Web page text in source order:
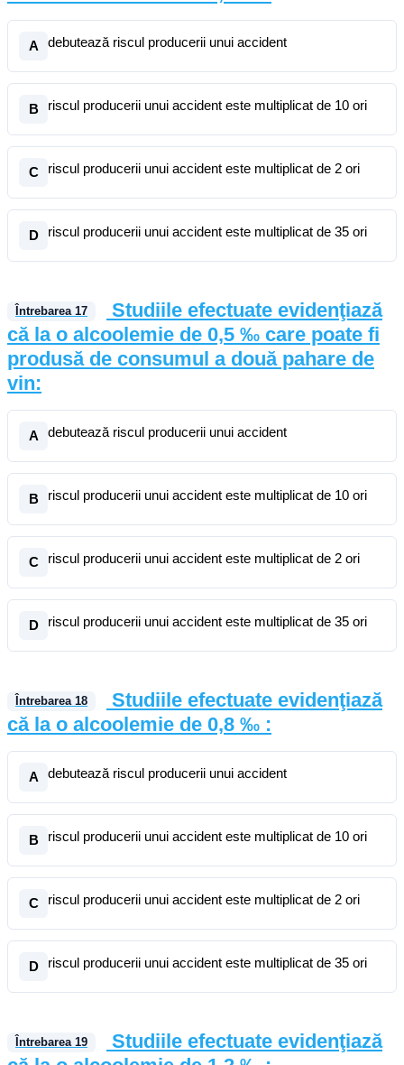
A debutează riscul producerii unui accident
B riscul producerii unui accident este multiplicat de 10 ori
C riscul producerii unui accident este multiplicat de 2 ori
D riscul producerii unui accident este multiplicat de 35 ori
Întrebarea 17
Studiile efectuate evidenţiază
că la o alcoolemie de 0,5 ‰ care poate fi
produsă de consumul a două pahare de
vin:
A debutează riscul producerii unui accident
B riscul producerii unui accident este multiplicat de 10 ori
C riscul producerii unui accident este multiplicat de 2 ori
D riscul producerii unui accident este multiplicat de 35 ori
Întrebarea 18
Studiile efectuate evidenţiază
că la o alcoolemie de 0,8 ‰ :
A debutează riscul producerii unui accident
B riscul producerii unui accident este multiplicat de 10 ori
C riscul producerii unui accident este multiplicat de 2 ori
D riscul producerii unui accident este multiplicat de 35 ori
Întrebarea 19
Studiile efectuate evidenţiază